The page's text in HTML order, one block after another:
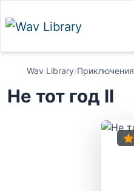
Wav Library/Приключения
Не тот год II